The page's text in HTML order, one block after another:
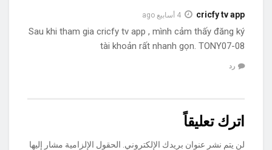
cricfy tv app 4 أسابيع ago
Sau khi tham gia cricfy tv app , mình cảm thấy đăng ký
tài khoản rất nhanh gọn. TONY07-08
رد
اترك تعليقاً
لن يتم نشر عنوان بريدك الإلكتروني. الحقول الإلزامية مشار إليها